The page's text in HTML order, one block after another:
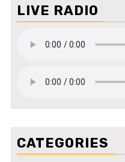
LIVE RADIO
CATEGORIES